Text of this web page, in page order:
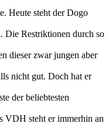
Heute steht der Dogo
Die Restriktionen durch so
dieser zwar jungen aber
nicht gut. Doch hat er
der beliebtesten
VDH steht er immerhin an